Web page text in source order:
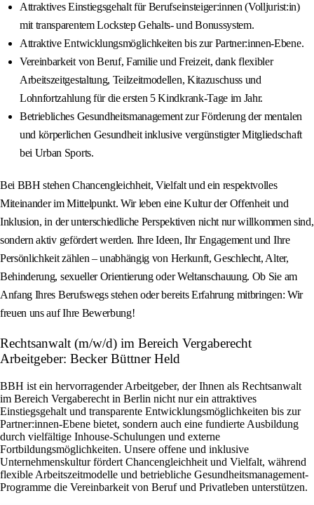
Attraktives Einstiegsgehalt für Berufseinsteiger:innen (Volljurist:in)
mit transparentem Lockstep Gehalts- und Bonussystem.
Attraktive Entwicklungsmöglichkeiten bis zur Partner:innen-Ebene.
Vereinbarkeit von Beruf, Familie und Freizeit, dank flexibler
Arbeitszeitgestaltung, Teilzeitmodellen, Kitazuschuss und
Lohnfortzahlung für die ersten 5 Kindkrank-Tage im Jahr.
Betriebliches Gesundheitsmanagement zur Förderung der mentalen
und körperlichen Gesundheit inklusive vergünstigter Mitgliedschaft
bei Urban Sports.
Bei BBH stehen Chancengleichheit, Vielfalt und ein respektvolles
Miteinander im Mittelpunkt. Wir leben eine Kultur der Offenheit und
Inklusion, in der unterschiedliche Perspektiven nicht nur willkommen sind,
sondern aktiv gefördert werden. Ihre Ideen, Ihr Engagement und Ihre
Persönlichkeit zählen – unabhängig von Herkunft, Geschlecht, Alter,
Behinderung, sexueller Orientierung oder Weltanschauung. Ob Sie am
Anfang Ihres Berufswegs stehen oder bereits Erfahrung mitbringen: Wir
freuen uns auf Ihre Bewerbung!
Rechtsanwalt (m/w/d) im Bereich Vergaberecht
Arbeitgeber: Becker Büttner Held
BBH ist ein hervorragender Arbeitgeber, der Ihnen als Rechtsanwalt
im Bereich Vergaberecht in Berlin nicht nur ein attraktives
Einstiegsgehalt und transparente Entwicklungsmöglichkeiten bis zur
Partner:innen-Ebene bietet, sondern auch eine fundierte Ausbildung
durch vielfältige Inhouse-Schulungen und externe
Fortbildungsmöglichkeiten. Unsere offene und inklusive
Unternehmenskultur fördert Chancengleichheit und Vielfalt, während
flexible Arbeitszeitmodelle und betriebliche Gesundheitsmanagement-
Programme die Vereinbarkeit von Beruf und Privatleben unterstützen.